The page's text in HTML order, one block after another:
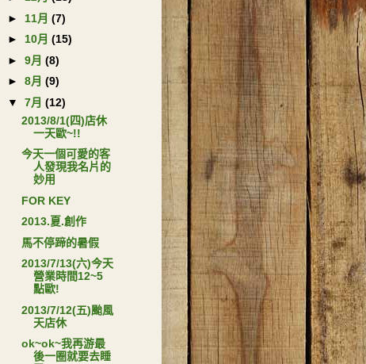
► 11月 (7)
► 10月 (15)
► 9月 (8)
► 8月 (9)
▼ 7月 (12)
2013/8/1(四)店休
一天歐~!!
今天一個可愛的客
人發現我名片的
妙用
FOR KEY
2013.夏.創作
馬不停蹄的暑假
2013/7/13(六)今天
營業時間12~5
點歐!
2013/7/12(五)颱風
天店休
ok~ok~我再游最
後一圈就要去睡